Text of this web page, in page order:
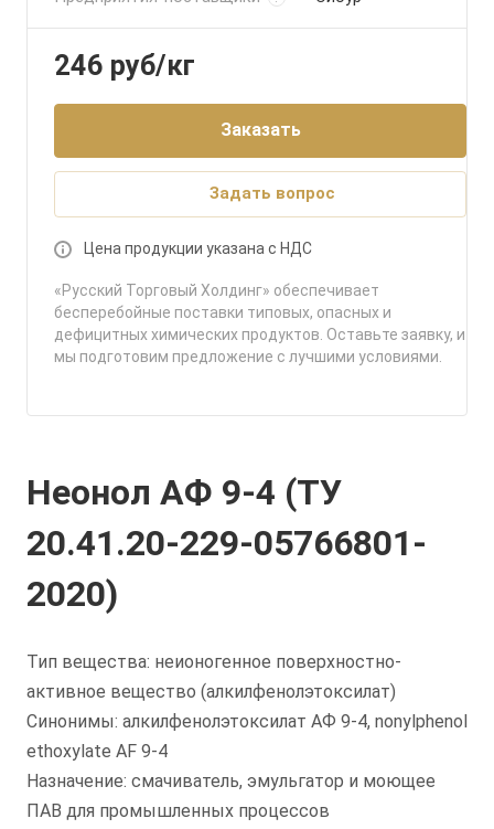
246 руб/кг
Заказать
Задать вопрос
Цена продукции указана с НДС
«Русский Торговый Холдинг» обеспечивает
бесперебойные поставки типовых, опасных и
дефицитных химических продуктов. Оставьте заявку, и
мы подготовим предложение с лучшими условиями.
Неонол АФ 9-4 (ТУ
20.41.20-229-05766801-
2020)
Тип вещества: неионогенное поверхностно-
активное вещество (алкилфенолэтоксилат)
Синонимы: алкилфенолэтоксилат АФ 9-4, nonylphenol
ethoxylate AF 9-4
Назначение: смачиватель, эмульгатор и моющее
ПАВ для промышленных процессов